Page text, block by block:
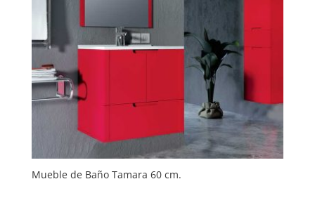
Mueble de Baño Tamara 60 cm.